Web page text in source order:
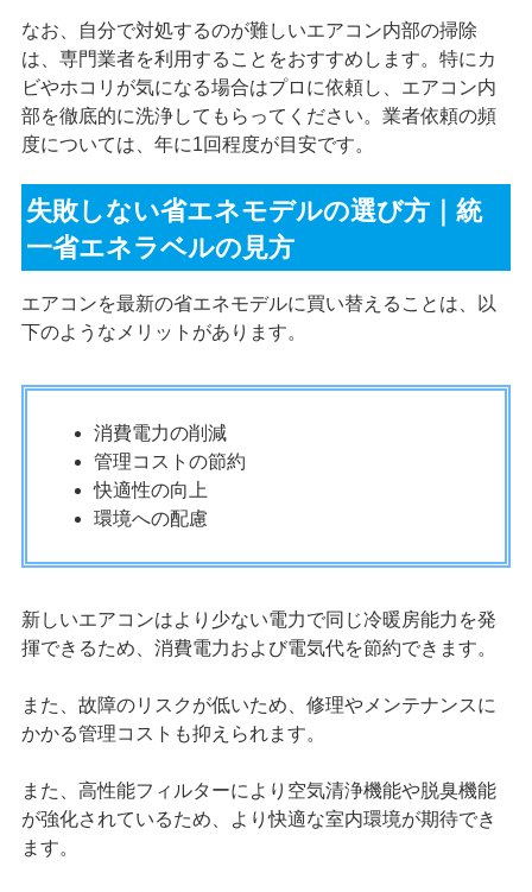
なお、自分で対処するのが難しいエアコン内部の掃除
は、専門業者を利用することをおすすめします。特にカ
ビやホコリが気になる場合はプロに依頼し、エアコン内
部を徹底的に洗浄してもらってください。業者依頼の頻
度については、年に1回程度が目安です。
失敗しない省エネモデルの選び方｜統
一省エネラベルの見方
エアコンを最新の省エネモデルに買い替えることは、以
下のようなメリットがあります。
消費電力の削減
管理コストの節約
快適性の向上
環境への配慮
新しいエアコンはより少ない電力で同じ冷暖房能力を発
揮できるため、消費電力および電気代を節約できます。
また、故障のリスクが低いため、修理やメンテナンスに
かかる管理コストも抑えられます。
また、高性能フィルターにより空気清浄機能や脱臭機能
が強化されているため、より快適な室内環境が期待でき
ます。